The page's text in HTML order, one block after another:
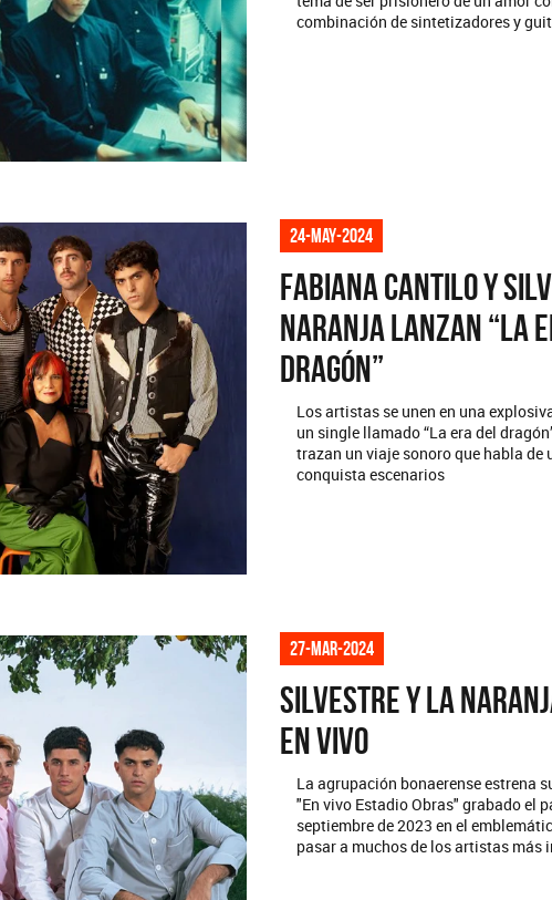
combinación de sintetizadores y
24-may-2024
Fabiana Cantilo y
Naranja lanzan “La
dragón”
Los artistas se unen en una
un single llamado “La era del
trazan un viaje sonoro que habla de
conquista escenarios
27-mar-2024
Silvestre y La
en vivo
La agrupación bonaerense estrena
"En vivo Estadio Obras" grabado el
septiembre de 2023 en el
pasar a muchos de los artistas más